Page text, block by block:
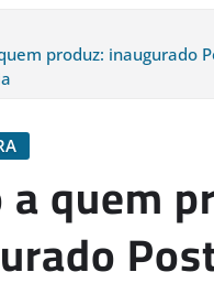
produz: inaugurado
quem